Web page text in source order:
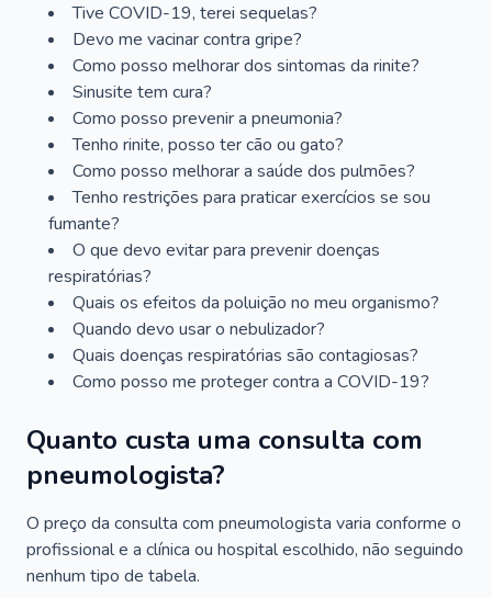
Tive COVID-19, terei sequelas?
Devo me vacinar contra gripe?
Como posso melhorar dos sintomas da rinite?
Sinusite tem cura?
Como posso prevenir a pneumonia?
Tenho rinite, posso ter cão ou gato?
Como posso melhorar a saúde dos pulmões?
Tenho restrições para praticar exercícios se sou
fumante?
O que devo evitar para prevenir doenças
respiratórias?
Quais os efeitos da poluição no meu organismo?
Quando devo usar o nebulizador?
Quais doenças respiratórias são contagiosas?
Como posso me proteger contra a COVID-19?
Quanto custa uma consulta com
pneumologista?
O preço da consulta com pneumologista varia conforme o
profissional e a clínica ou hospital escolhido, não seguindo
nenhum tipo de tabela.